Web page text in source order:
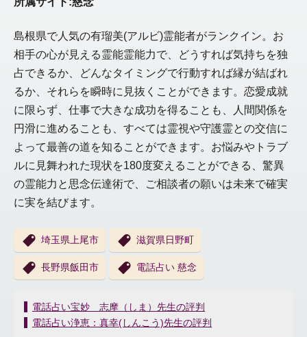
島根県で人気の有瑠美(アルビ)霊能者がランクイン。お
相手の心が見える霊能霊能力で、どうすれば気持ちを独
占できるか、どんなタイミングで行動すれば縁が結ばれ
るか、それらを瞬時に見抜くことができます。恋愛成就
に限らず、仕事で大きな成功を得ることも、人間関係を
円滑に進めることも、すべては霊視や守護霊との交信に
よって最善の道を知ることができます。お悩みやトラブ
ルに見舞われた現状を180度変えることができる、驚異
の霊能力と思念伝達術で、ご相談者の願いは未来で確実
に実を結びます。
埼玉県上尾市 滋賀県日野町
長野県飯田市 電話占い 慈念
投
稿
電話占い宝妙 志摩（しま）先生の評判
電話占い浄恵：真幸(しんこう)先生の評判